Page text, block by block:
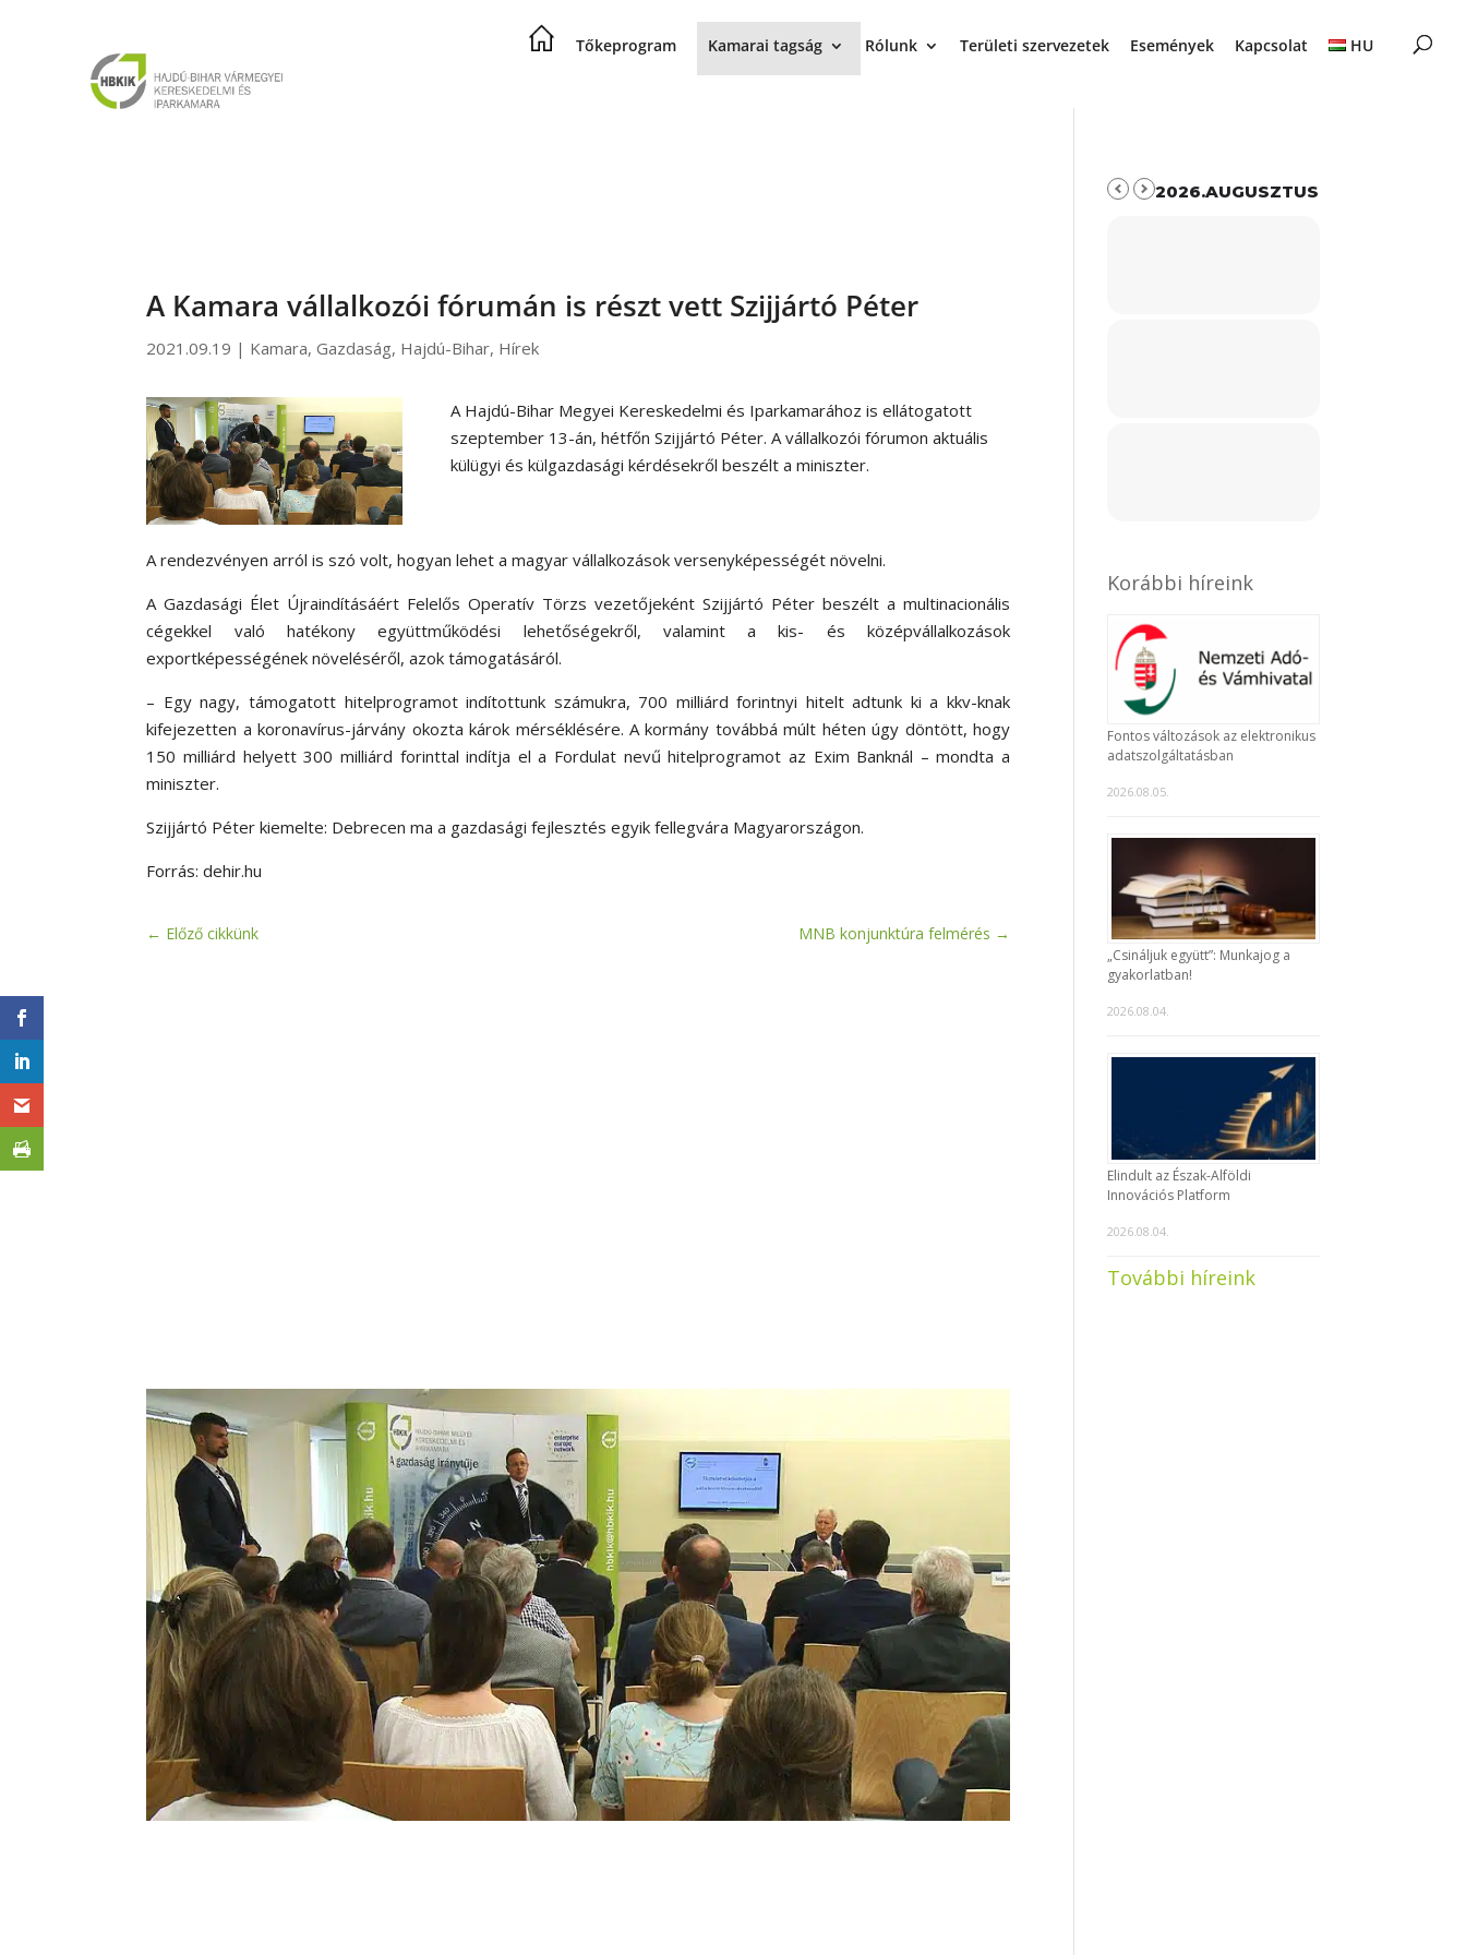
Tőkeprogram Kamarai tagság Rólunk Területi szervezetek Események Kapcsolat HU
A Kamara vállalkozói fórumán is részt vett Szijjártó Péter
2021.09.19 | Kamara,Gazdaság, Hajdú-Bihar, Hírek
A Hajdú-Bihar Megyei Kereskedelmi és Iparkamarához is ellátogatott
szeptember 13-án, hétfőn Szijjártó Péter. A vállalkozói fórumon aktuális
külügyi és külgazdasági kérdésekről beszélt a miniszter.
A rendezvényen arról is szó volt, hogyan lehet a magyar vállalkozások versenyképességét növelni.
A Gazdasági Élet Újraindításáért Felelős Operatív Törzs vezetőjeként Szijjártó Péter beszélt a multinacionális
cégekkel való hatékony együttműködési lehetőségekről, valamint a kis- és középvállalkozások
exportképességének növeléséről, azok támogatásáról.
– Egy nagy, támogatott hitelprogramot indítottunk számukra, 700 milliárd forintnyi hitelt adtunk ki a kkv-knak
kifejezetten a koronavírus-járvány okozta károk mérséklésére. A kormány továbbá múlt héten úgy döntött, hogy
150 milliárd helyett 300 milliárd forinttal indítja el a Fordulat nevű hitelprogramot az Exim Banknál – mondta a
miniszter.
Szijjártó Péter kiemelte: Debrecen ma a gazdasági fejlesztés egyik fellegvára Magyarországon.
Forrás: dehir.hu
← Előző cikkünk MNB konjunktúra felmérés →
2026.AUGUSZTUS
Korábbi híreink
Fontos változások az elektronikus
adatszolgáltatásban
2026.08.05.
„Csináljuk együtt”: Munkajog a
gyakorlatban!
2026.08.04.
Elindult az Észak-Alföldi
Innovációs Platform
2026.08.04.
További híreink